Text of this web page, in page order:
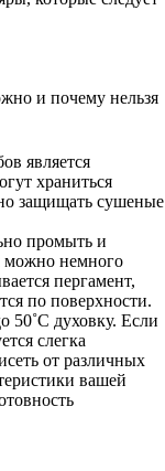
и почему нельзя
является
храниться
защищать сушеные
промыть и
можно немного
пергамент,
по поверхности.
50˚С духовку. Если
слегка
от различных
вашей